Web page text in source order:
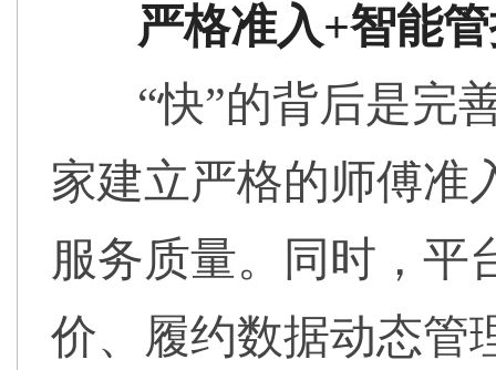
严格准入+智能
“快”的背后是完
家建立严格的师傅准
服务质量。同时，平
价、履约数据动态管